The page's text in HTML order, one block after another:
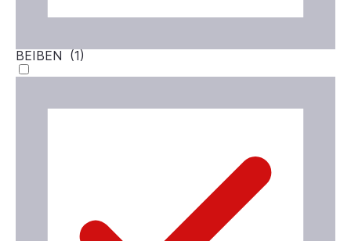
BEIBEN (1)